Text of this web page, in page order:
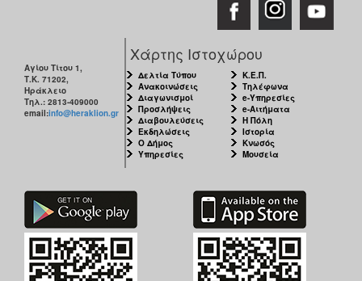
Αγίου Τίτου 1,
Τ.Κ. 71202,
Ηράκλειο
Τηλ.: 2813-409000
email:info@heraklion.gr
Χάρτης Ιστοχώρου
Δελτία Τύπου
Ανακοινώσεις
Διαγωνισμοί
Προσλήψεις
Διαβουλεύσεις
Εκδηλώσεις
Ο Δήμος
Υπηρεσίες
Κ.Ε.Π.
Τηλέφωνα
e-Υπηρεσίες
e-Αιτήματα
Η Πόλη
Ιστορία
Κνωσός
Μουσεία